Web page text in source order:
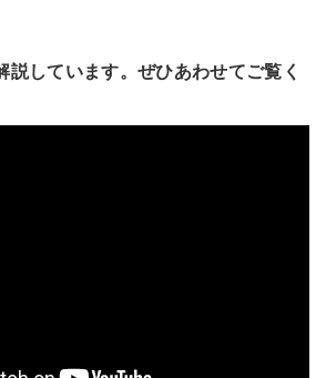
説しています。ぜひあわせてご覧く